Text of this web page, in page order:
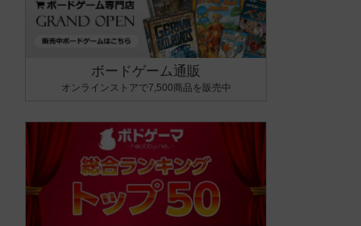
ボードゲーム通販
オンラインストアで7,500商品を販売中